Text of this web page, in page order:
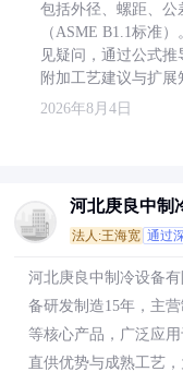
包括外径、螺距、
（ASME B1.1标准
见疑问，通过公式
附加工艺建议与扩展
2026年8月4日
河北庚良中制
法人:王海宽 通过
河北庚良中制冷设备
备研发制造15年，主
等核心产品，广泛应
直供优势与成熟工艺